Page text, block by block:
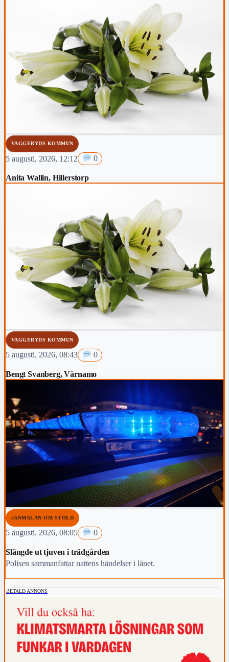
VAGGERYDS KOMMUN
5 augusti, 2026, 12:12 0
Anita Wallin, Hillerstorp
VAGGERYDS KOMMUN
5 augusti, 2026, 08:43 0
Bengt Svanberg, Värnamo
#ANMÄLAN OM STÖLD
5 augusti, 2026, 08:05 0
Slängde ut tjuven i trädgården
Polisen sammanfattar nattens händelser i länet.
BETALD ANNONS